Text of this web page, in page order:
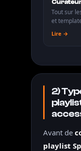
Tout sur
et
Lire →
2)
Avant de
playlist